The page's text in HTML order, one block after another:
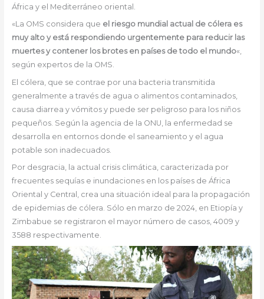
África y el Mediterráneo oriental.
«La OMS considera que el riesgo mundial actual de cólera es
muy alto y está respondiendo urgentemente para reducir las
muertes y contener los brotes en países de todo el mundo«,
según expertos de la OMS.
El cólera, que se contrae por una bacteria transmitida
generalmente a través de agua o alimentos contaminados,
causa diarrea y vómitos y puede ser peligroso para los niños
pequeños. Según la agencia de la ONU, la enfermedad se
desarrolla en entornos donde el saneamiento y el agua
potable son inadecuados.
Por desgracia, la actual crisis climática, caracterizada por
frecuentes sequías e inundaciones en los países de África
Oriental y Central, crea una situación ideal para la propagación
de epidemias de cólera. Sólo en marzo de 2024, en Etiopía y
Zimbabue se registraron el mayor número de casos, 4009 y
3588 respectivamente.